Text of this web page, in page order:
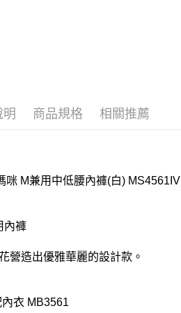
明 商品規格 相關推薦
咪 M兼用中低腰內褲(白) MS4561IV
內褲
營造出優雅華麗的設計款。
衣 MB3561